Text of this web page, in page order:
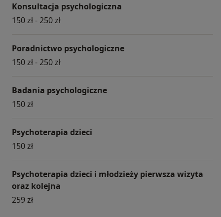
Konsultacja psychologiczna
150 zł - 250 zł
Poradnictwo psychologiczne
150 zł - 250 zł
Badania psychologiczne
150 zł
Psychoterapia dzieci
150 zł
Psychoterapia dzieci i młodzieży pierwsza wizyta
oraz kolejna
259 zł